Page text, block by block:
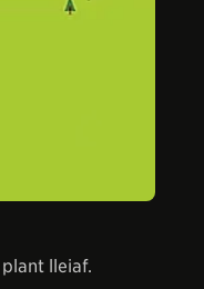
lleiaf.